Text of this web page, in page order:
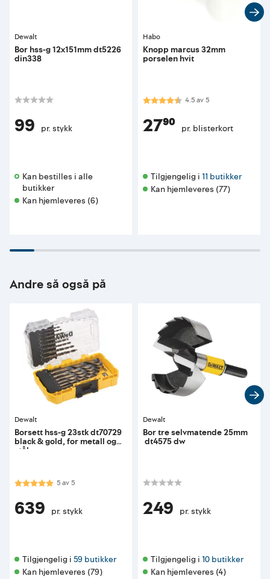
Dewalt
Bor hss-g 12x151mm dt5226
din338
99 pr. stykk
Kan bestilles i alle
butikker
Kan hjemleveres (6)
Habo
Knopp marcus 32mm
porselen hvit
Karakter:4.5 av 5 mulige
4.5av5
27⁹⁰ pr. blisterkort
Tilgjengelig i 11 butikker
Kan hjemleveres (77)
Andre så også på
Dewalt
Borsett hss-g 23stk dt70729
black & gold, for metall og
stål
Karakter:5.0 av 5 mulige
5av5
639 pr. stykk
Tilgjengelig i 59 butikker
Kan hjemleveres (79)
Dewalt
Bor tre selvmatende 25mm
dt4575 dw
249 pr. stykk
Tilgjengelig i 10 butikker
Kan hjemleveres (4)